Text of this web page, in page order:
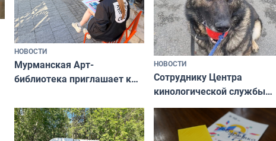
НОВОСТИ
Мурманская Арт-
библиотека приглашает к
и фотографов
НОВОСТИ
Сотруднику Центра
кинологической службы
ищут новый дом